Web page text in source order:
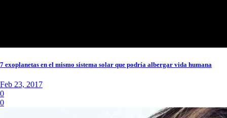
7 exoplanetas en el mismo sistema solar que podría albergar vida humana
Feb 23, 2017
0
0